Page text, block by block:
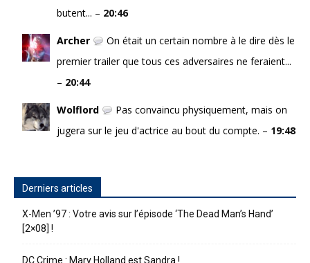
butent... – 20:46
Archer
On était un certain nombre à le dire dès le
premier trailer que tous ces adversaires ne feraient...
– 20:44
Wolflord
Pas convaincu physiquement, mais on
jugera sur le jeu d'actrice au bout du compte. – 19:48
Derniers articles
X-Men ’97 : Votre avis sur l’épisode ‘The Dead Man’s Hand’
[2×08] !
DC Crime : Mary Holland est Sandra !